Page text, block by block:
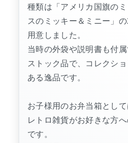
種類は「アメリカ国旗の
スのミッキー＆ミニー」
用意しました。
当時の外袋や説明書も付
ストック品で、コレクシ
ある逸品です。
お子様用のお弁当箱とし
レトロ雑貨がお好きな方
です。